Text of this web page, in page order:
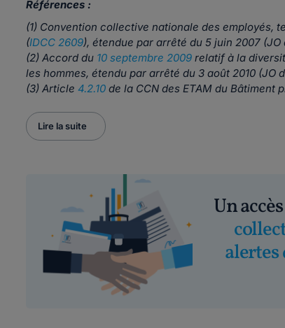
Références :
(1) Convention collective nationale des employés,
(IDCC 2609), étendue par arrêté du 5 juin 2007 (JO
(2) Accord du 10 septembre 2009 relatif à la
les hommes, étendu par arrêté du 3 août 2010 (JO
(3) Article 4.2.10 de la CCN des ETAM du Bâtiment
Lire la suite
Un
alertes